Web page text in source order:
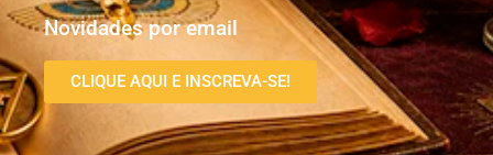
Novidades por email
CLIQUE AQUI E INSCREVA-SE!